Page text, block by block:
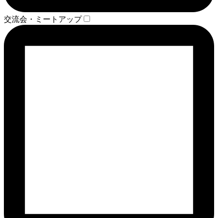
交流会・ミートアップ